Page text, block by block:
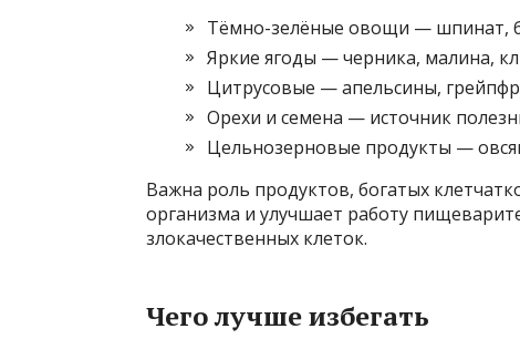
Тёмно-зелёные овощи — шпинат,
Яркие ягоды — черника, малина,
Цитрусовые — апельсины,
Орехи и семена — источник
Цельнозерновые продукты —
Важна роль продуктов, богатых
организма и улучшает работу
злокачественных клеток.
Чего лучше избегать